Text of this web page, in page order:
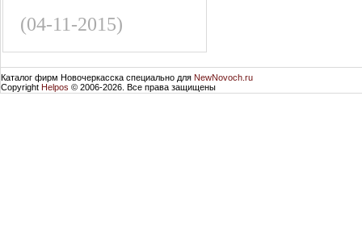
(04-11-2015)
Каталог фирм Новочеркасска специально для NewNovoch.ru
Copyright Helpos © 2006-2026. Все права защищены